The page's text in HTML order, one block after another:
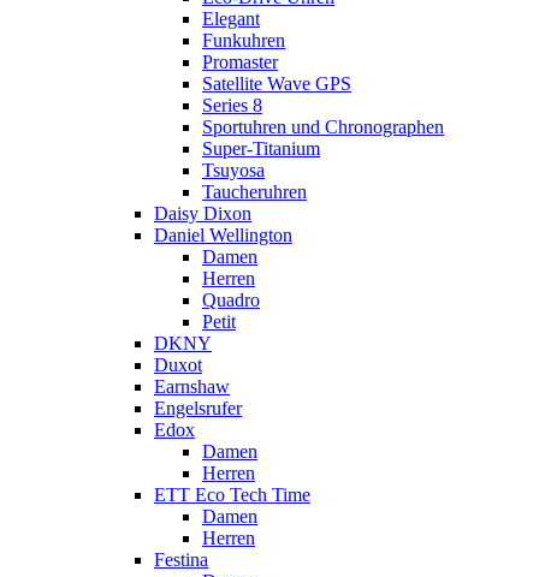
Elegant
Funkuhren
Promaster
Satellite Wave GPS
Series 8
Sportuhren und Chronographen
Super-Titanium
Tsuyosa
Taucheruhren
Daisy Dixon
Daniel Wellington
Damen
Herren
Quadro
Petit
DKNY
Duxot
Earnshaw
Engelsrufer
Edox
Damen
Herren
ETT Eco Tech Time
Damen
Herren
Festina